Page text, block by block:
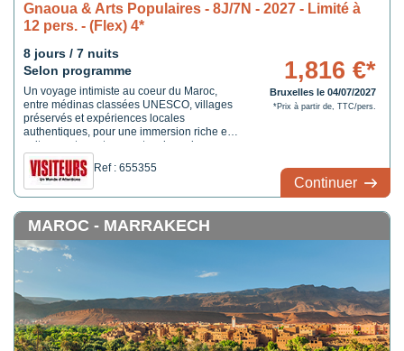
Gnaoua & Arts Populaires - 8J/7N - 2027 - Limité à
12 pers. - (Flex) 4*
8 jours / 7 nuits
Selon programme
Un voyage intimiste au coeur du Maroc,
entre médinas classées UNESCO, villages
préservés et expériences locales
authentiques, pour une immersion riche en
culture, nature et rencontres hors des
sentiers battus.
Ref : 655355
1,816 €*
Bruxelles le 04/07/2027
*Prix à partir de, TTC/pers.
Continuer
MAROC - MARRAKECH